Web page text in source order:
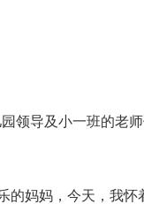
领导及小一班的老师
的妈妈，今天，我